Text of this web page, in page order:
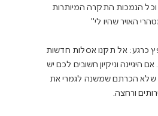
הנמכות התקרה המיותרות
וזרקתי לפח את כל מטהרי האויר שהיו לי"
כרגע: אל תקנו אסלות חדשות
היגיינה וניקיון חשובים לכם יש
שלא הכרתם שמשנה לגמרי את
איכות החיים בחדרי שירותים ורחצה.